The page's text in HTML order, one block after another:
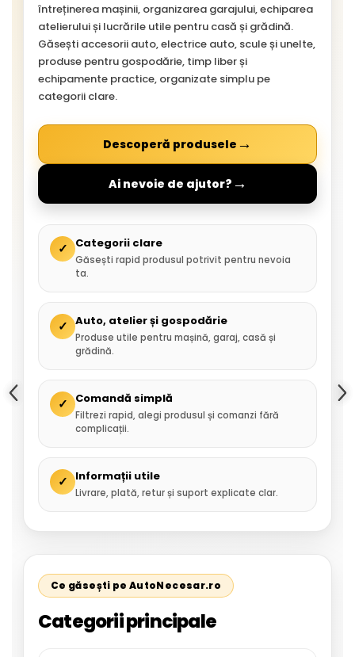
întreținerea mașinii, organizarea garajului, echiparea
atelierului și lucrările utile pentru casă și grădină.
Găsești accesorii auto, electrice auto, scule și unelte,
produse pentru gospodărie, timp liber și
echipamente practice, organizate simplu pe
categorii clare.
Descoperă produsele →
Ai nevoie de ajutor? →
✓ Categorii clare
Găsești rapid produsul potrivit pentru nevoia
ta.
✓ Auto, atelier și gospodărie
Produse utile pentru mașină, garaj, casă și
grădină.
✓ Comandă simplă
Filtrezi rapid, alegi produsul și comanzi fără
complicații.
✓ Informații utile
Livrare, plată, retur și suport explicate clar.
Ce găsești pe AutoNecesar.ro
Categorii principale